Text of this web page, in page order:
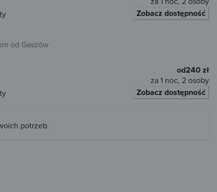
Zobacz dostępność
od Gaszów
od240 zł
za 1 noc, 2 osoby
Zobacz dostępność
potrzeb.